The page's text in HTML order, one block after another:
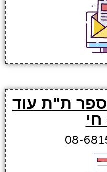
ת"ת עוד